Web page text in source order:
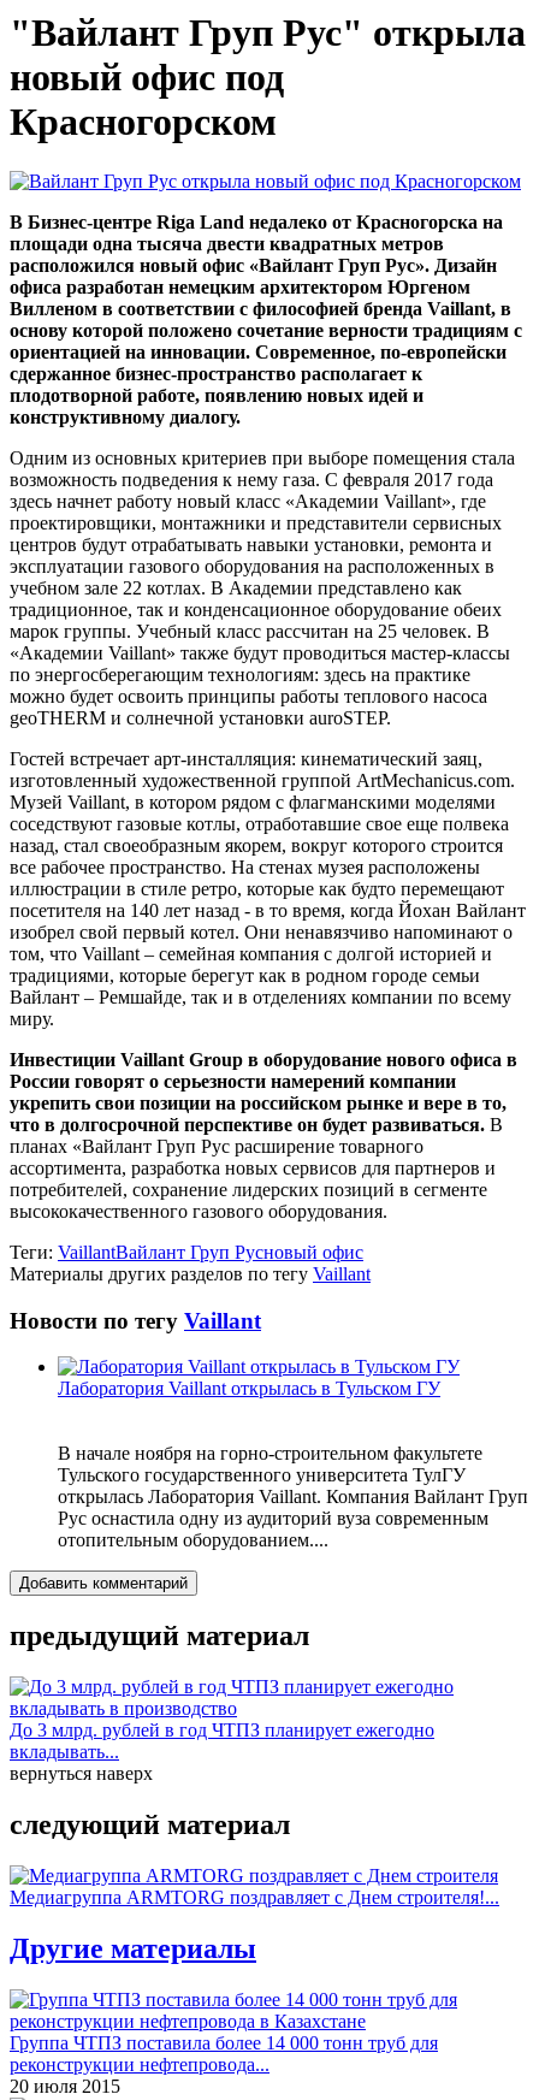
"Вайлант Груп Рус" открыла
новый офис под
Красногорском
В Бизнес-центре Riga Land недалеко от Красногорска на
площади одна тысяча двести квадратных метров
расположился новый офис «Вайлант Груп Рус». Дизайн
офиса разработан немецким архитектором Юргеном
Вилленом в соответствии с философией бренда Vaillant, в
основу которой положено сочетание верности традициям с
ориентацией на инновации. Современное, по-европейски
сдержанное бизнес-пространство располагает к
плодотворной работе, появлению новых идей и
конструктивному диалогу.
Одним из основных критериев при выборе помещения стала
возможность подведения к нему газа. С февраля 2017 года
здесь начнет работу новый класс «Академии Vaillant», где
проектировщики, монтажники и представители сервисных
центров будут отрабатывать навыки установки, ремонта и
эксплуатации газового оборудования на расположенных в
учебном зале 22 котлах. В Академии представлено как
традиционное, так и конденсационное оборудование обеих
марок группы. Учебный класс рассчитан на 25 человек. В
«Академии Vaillant» также будут проводиться мастер-классы
по энергосберегающим технологиям: здесь на практике
можно будет освоить принципы работы теплового насоса
geoTHERM и солнечной установки auroSTEP.
Гостей встречает арт-инсталляция: кинематический заяц,
изготовленный художественной группой ArtMechanicus.com.
Музей Vaillant, в котором рядом с флагманскими моделями
соседствуют газовые котлы, отработавшие свое еще полвека
назад, стал своеобразным якорем, вокруг которого строится
все рабочее пространство. На стенах музея расположены
иллюстрации в стиле ретро, которые как будто перемещают
посетителя на 140 лет назад - в то время, когда Йохан Вайлант
изобрел свой первый котел. Они ненавязчиво напоминают о
том, что Vaillant – семейная компания с долгой историей и
традициями, которые берегут как в родном городе семьи
Вайлант – Ремшайде, так и в отделениях компании по всему
миру.
Инвестиции Vaillant Group в оборудование нового офиса в
России говорят о серьезности намерений компании
укрепить свои позиции на российском рынке и вере в то,
что в долгосрочной перспективе он будет развиваться. В
планах «Вайлант Груп Рус расширение товарного
ассортимента, разработка новых сервисов для партнеров и
потребителей, сохранение лидерских позиций в сегменте
высококачественного газового оборудования.
Теги: VaillantВайлант Груп Русновый офис
Материалы других разделов по тегу Vaillant
Новости по тегу Vaillant
Лаборатория Vaillant открылась в Тульском ГУ
В начале ноября на горно-строительном факультете
Тульского государственного университета ТулГУ
открылась Лаборатория Vaillant. Компания Вайлант Груп
Рус оснастила одну из аудиторий вуза современным
отопительным оборудованием....
Добавить комментарий
предыдущий материал
До 3 млрд. рублей в год ЧТПЗ планирует ежегодно
вкладывать...
вернуться наверх
следующий материал
Медиагруппа ARMTORG поздравляет с Днем строителя!...
Другие материалы
Группа ЧТПЗ поставила более 14 000 тонн труб для
реконструкции нефтепровода...
20 июля 2015